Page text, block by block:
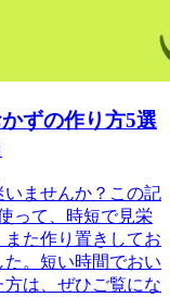
ずの作り方5選
ませんか？この記
って、時短で見栄
た作り置きしてお
。短い時間でおい
は、ぜひご覧にな